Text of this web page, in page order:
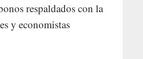
respaldados con la
y economistas